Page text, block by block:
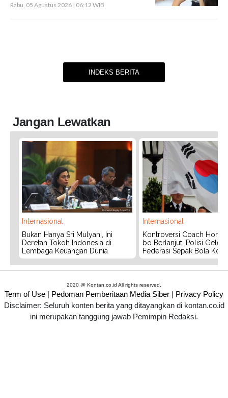
Rabu, 05 Agustus 2026 | 06:12 WIB
INDEKS BERITA
Jangan Lewatkan
Internasional
Bukan Hanya Sri Mulyani, Ini
Deretan Tokoh Indonesia di
Lembaga Keuangan Dunia
Internasional
Kontroversi Coach Hong
bo Berlanjut, Polisi
Federasi Sepak Bola
2020 @ Kontan.co.id All rights reserved.
Term of Use | Pedoman Pemberitaan Media Siber | Privacy Policy
Disclaimer: Seluruh konten berita yang ditayangkan di kontan.co.id
ini merupakan tanggung jawab Pemimpin Redaksi.